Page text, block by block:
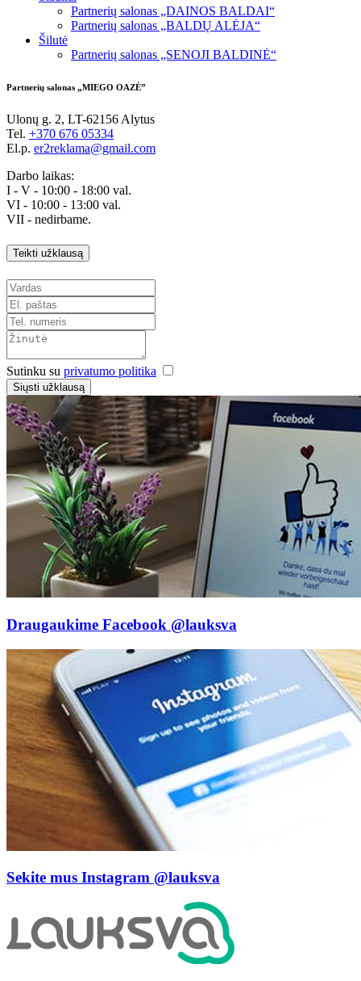
Partnerių salonas „DAINOS BALDAI“
Partnerių salonas „BALDŲ ALĖJA“
Šilutė
Partnerių salonas „SENOJI BALDINĖ“
Partnerių salonas „MIEGO OAZĖ”
Ulonų g. 2, LT-62156 Alytus
Tel. +370 676 05334
El.p. er2reklama@gmail.com
Darbo laikas:
I - V - 10:00 - 18:00 val.
VI - 10:00 - 13:00 val.
VII - nedirbame.
Teikti užklausą
Sutinku su privatumo politika
Siųsti užklausą
Draugaukime Facebook @lauksva
Sekite mus Instagram @lauksva